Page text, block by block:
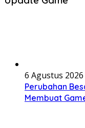
6 Agustus 2026
Perubahan
Membuat